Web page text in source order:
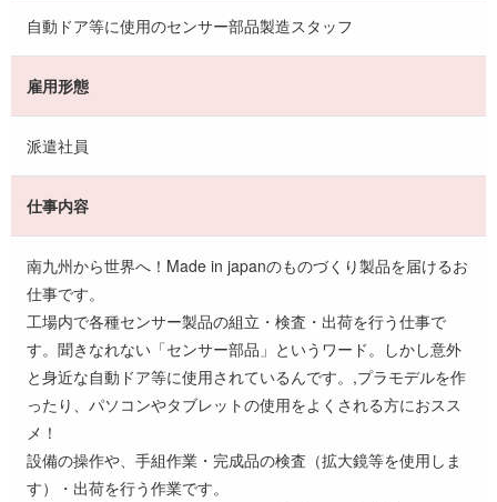
自動ドア等に使用のセンサー部品製造スタッフ
雇用形態
派遣社員
仕事内容
南九州から世界へ！Made in japanのものづくり製品を届けるお
仕事です。
工場内で各種センサー製品の組立・検査・出荷を行う仕事で
す。聞きなれない「センサー部品」というワード。しかし意外
と身近な自動ドア等に使用されているんです。,プラモデルを作
ったり、パソコンやタブレットの使用をよくされる方におスス
メ！
設備の操作や、手組作業・完成品の検査（拡大鏡等を使用しま
す）・出荷を行う作業です。